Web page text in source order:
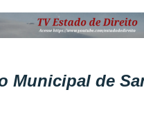
Municipal de